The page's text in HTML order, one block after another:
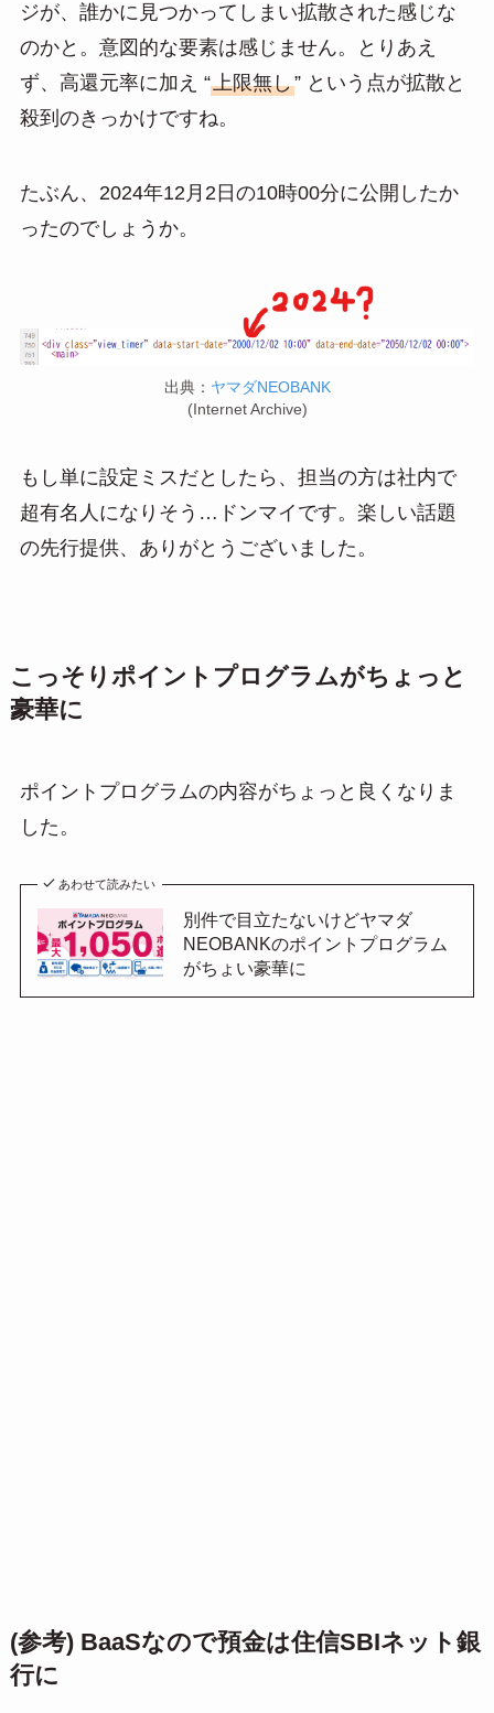
ジが、誰かに見つかってしまい拡散された感じな
のかと。意図的な要素は感じません。とりあえ
ず、高還元率に加え “上限無し” という点が拡散と
殺到のきっかけですね。
たぶん、2024年12月2日の10時00分に公開したか
ったのでしょうか。
出典： ヤマダNEOBANK
(Internet Archive)
もし単に設定ミスだとしたら、担当の方は社内で
超有名人になりそう…ドンマイです。楽しい話題
の先行提供、ありがとうございました。
こっそりポイントプログラムがちょっと
豪華に
ポイントプログラムの内容がちょっと良くなりま
した。
あわせて読みたい
別件で目立たないけどヤマダ
NEOBANKのポイントプログラム
がちょい豪華に
(参考) BaaSなので預金は住信SBIネット銀
行に